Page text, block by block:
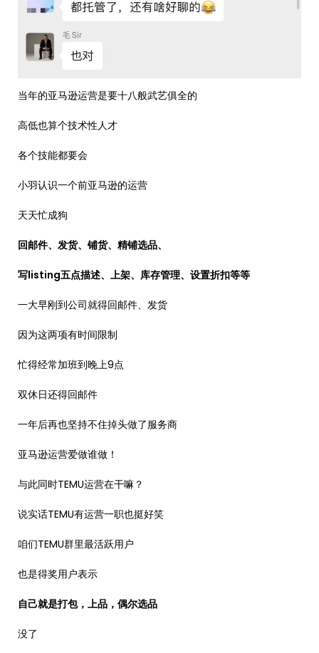
当年的亚马逊运营是要十八般武艺俱全的
高低也算个技术性人才
各个技能都要会
小羽认识一个前亚马逊的运营
天天忙成狗
回邮件、发货、铺货、精铺选品、
写listing五点描述、上架、库存管理、设置折扣等等
一大早刚到公司就得回邮件、发货
因为这两项有时间限制
忙得经常加班到晚上9点
双休日还得回邮件
一年后再也坚持不住掉头做了服务商
亚马逊运营爱做谁做！
与此同时TEMU运营在干嘛？
说实话TEMU有运营一职也挺好笑
咱们TEMU群里最活跃用户
也是得奖用户表示
自己就是打包，上品，偶尔选品
没了